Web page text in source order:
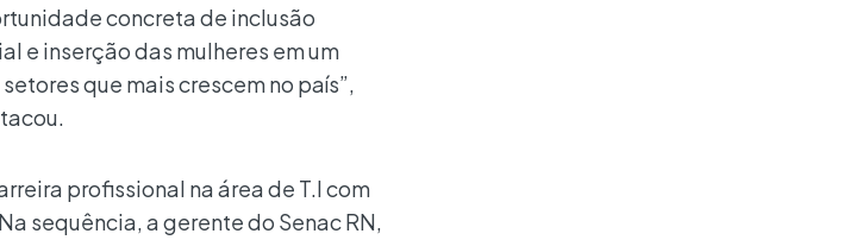
concreta de inclusão
e inserção das mulheres em um
que mais crescem no país”,
profissional na área de T.I com
sequência, a gerente do Senac RN,